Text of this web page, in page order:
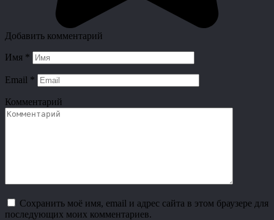
Добавить комментарий
Имя *
Email *
Комментарий
Сохранить моё имя, email и адрес сайта в этом браузере для
последующих моих комментариев.